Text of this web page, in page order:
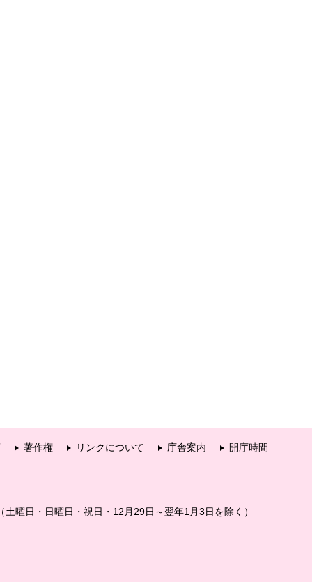
著作権 リンクについて 庁舎案内
開庁時間
曜日・日曜日・祝日・12月29日～翌年1月3日を除く）